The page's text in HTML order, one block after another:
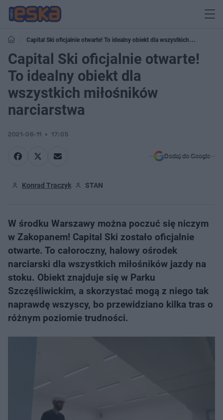
Capital Ski oficjalnie otwarte! To idealny obiekt dla wszystkich
miłośników narciarstwa
Capital Ski oficjalnie otwarte!
To idealny obiekt dla
wszystkich miłośników
narciarstwa
2021-06-11 17:05
Dodaj do Google
Konrad Traczyk STAN
W środku Warszawy można poczuć się niczym
w Zakopanem! Capital Ski zostało oficjalnie
otwarte. To całoroczny, halowy ośrodek
narciarski dla wszystkich miłośników jazdy na
stoku. Obiekt znajduje się w Parku
Szczęśliwickim, a skorzystać mogą z niego tak
naprawdę wszyscy, bo przewidziano kilka tras o
różnym poziomie trudności.